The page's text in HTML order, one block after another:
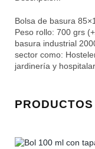
Bolsa de basura
Peso rollo: 700 grs
basura industrial
sector como:
jardinería y